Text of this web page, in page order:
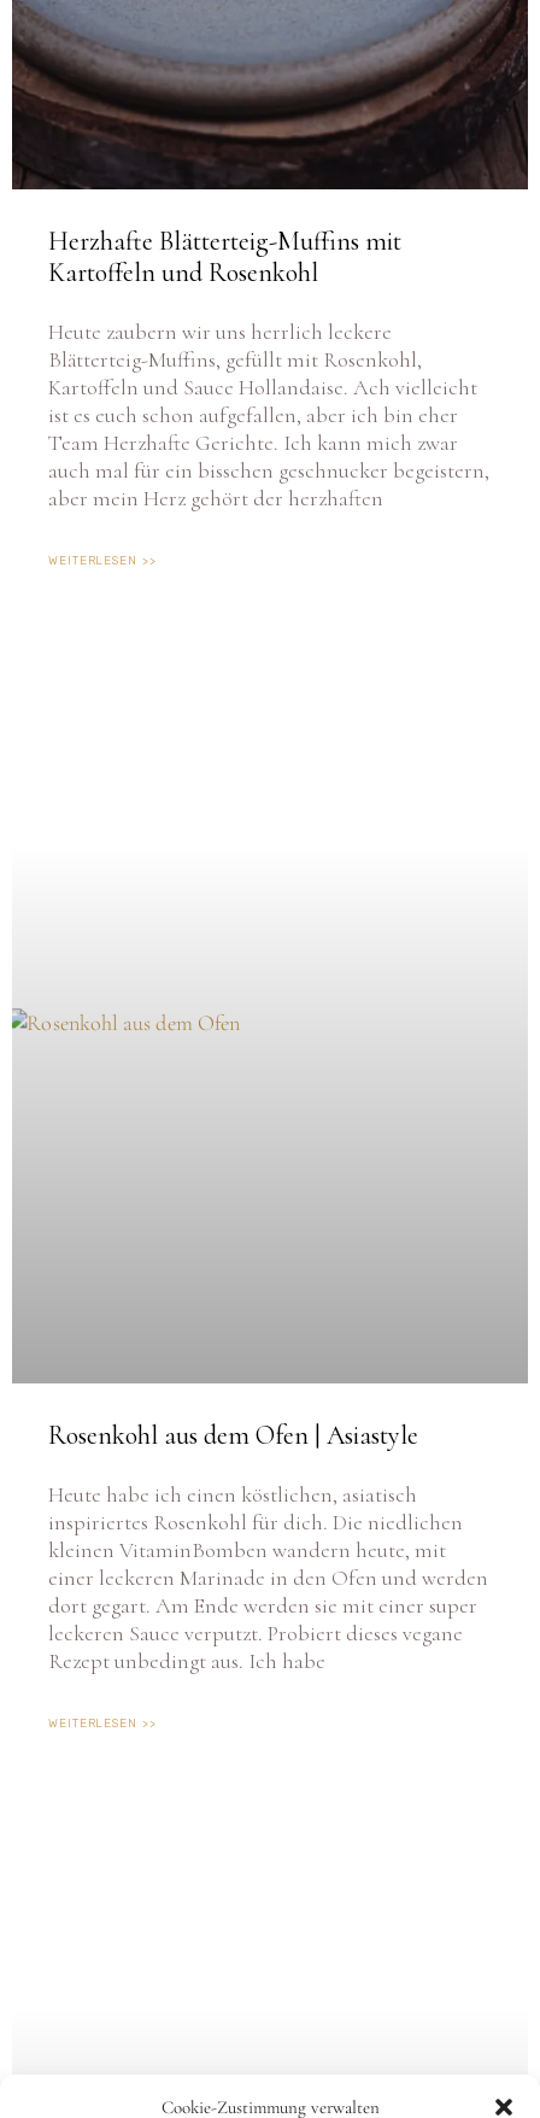
Cookie-Zustimmung verwalten
Herzhafte Blätterteig-Muffins mit
Kartoffeln und Rosenkohl
Heute zaubern wir uns herrlich leckere
Blätterteig-Muffins, gefüllt mit Rosenkohl,
Kartoffeln und Sauce Hollandaise. Ach vielleicht
ist es euch schon aufgefallen, aber ich bin eher
Team Herzhafte Gerichte. Ich kann mich zwar
auch mal für ein bisschen geschnucker begeistern,
aber mein Herz gehört der herzhaften
WEITERLESEN >>
Rosenkohl aus dem Ofen | Asiastyle
Heute habe ich einen köstlichen, asiatisch
inspiriertes Rosenkohl für dich. Die niedlichen
kleinen VitaminBomben wandern heute, mit
einer leckeren Marinade in den Ofen und werden
dort gegart. Am Ende werden sie mit einer super
leckeren Sauce verputzt. Probiert dieses vegane
Rezept unbedingt aus. Ich habe
WEITERLESEN >>